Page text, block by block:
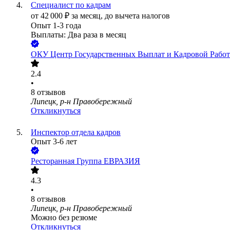
Специалист по кадрам
от 42 000 ₽ за месяц, до вычета налогов
Опыт 1-3 года
Выплаты: Два раза в месяц
ОКУ Центр Государственных Выплат и Кадровой
2.4
•
8 отзывов
Липецк, р-н Правобережный
Откликнуться
Инспектор отдела кадров
Опыт 3-6 лет
Ресторанная Группа ЕВРАЗИЯ
4.3
•
8 отзывов
Липецк, р-н Правобережный
Можно без резюме
Откликнуться